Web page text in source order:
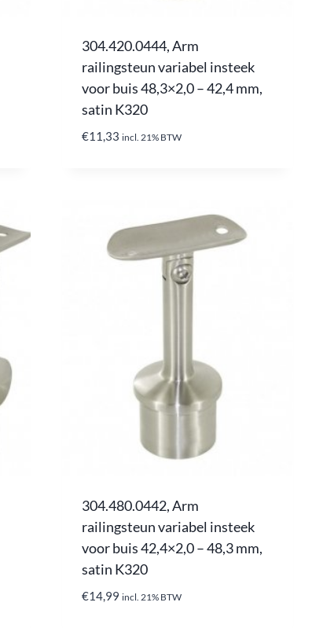
304.420.0444, Arm
railingsteun variabel insteek
voor buis 48,3×2,0 – 42,4 mm,
satin K320
€11,33 incl. 21% BTW
304.480.0442, Arm
railingsteun variabel insteek
voor buis 42,4×2,0 – 48,3 mm,
satin K320
€14,99 incl. 21% BTW